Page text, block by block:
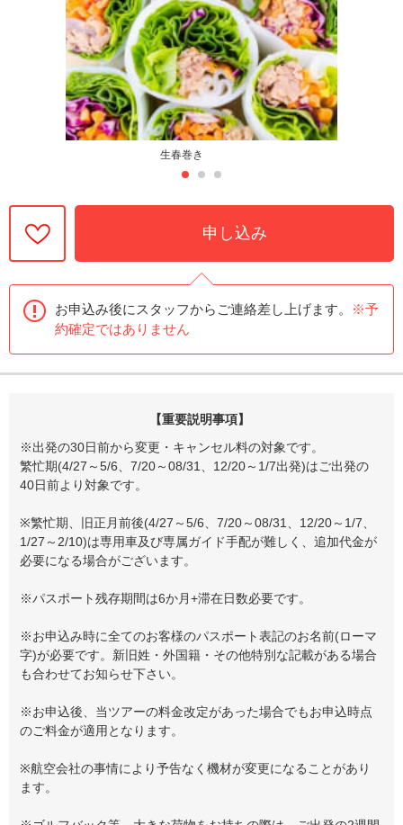
生春巻き
申し込み
お申込み後にスタッフからご連絡差し上げます。
※予
約確定ではありません
【重要説明事項】
※出発の30日前から変更・キャンセル料の対象です。
繁忙期(4/27～5/6、7/20～08/31、12/20～1/7出発)はご出発の
40日前より対象です。
※繁忙期、旧正月前後(4/27～5/6、7/20～08/31、12/20～1/7、
1/27～2/10)は専用車及び専属ガイド手配が難しく、追加代金が
必要になる場合がございます。
※パスポート残存期間は6か月+滞在日数必要です。
※お申込み時に全てのお客様のパスポート表記のお名前(ローマ
字)が必要です。新旧姓・外国籍・その他特別な記載がある場合
も合わせてお知らせ下さい。
※お申込後、当ツアーの料金改定があった場合でもお申込時点
のご料金が適用となります。
※航空会社の事情により予告なく機材が変更になることがあり
ます。